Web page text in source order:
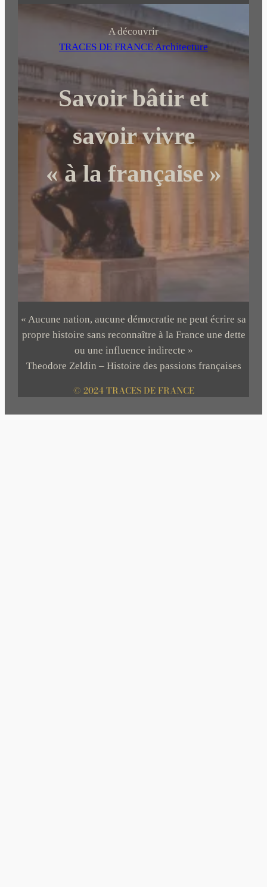
r
c
h
r
A découvrir
TRACES DE FRANCE Architecture
Savoir bâtir et
savoir vivre
« à la française »
« Aucune nation, aucune démocratie ne peut écrire sa
propre histoire sans reconnaître à la France une dette
ou une influence indirecte »
Theodore Zeldin – Histoire des passions françaises
© 2024 TRACES DE FRANCE